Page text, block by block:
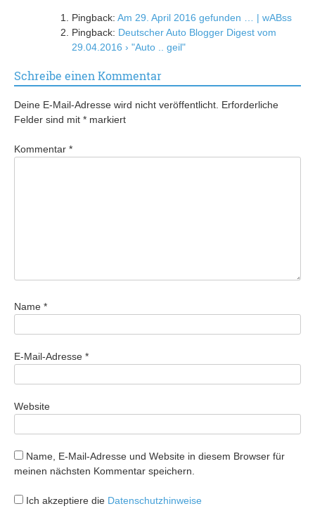
Pingback: Am 29. April 2016 gefunden … | wABss
Pingback: Deutscher Auto Blogger Digest vom
29.04.2016 › "Auto .. geil"
Schreibe einen Kommentar
Deine E-Mail-Adresse wird nicht veröffentlicht. Erforderliche
Felder sind mit * markiert
Kommentar *
Name *
E-Mail-Adresse *
Website
Name, E-Mail-Adresse und Website in diesem Browser für
meinen nächsten Kommentar speichern.
Ich akzeptiere die Datenschutzhinweise